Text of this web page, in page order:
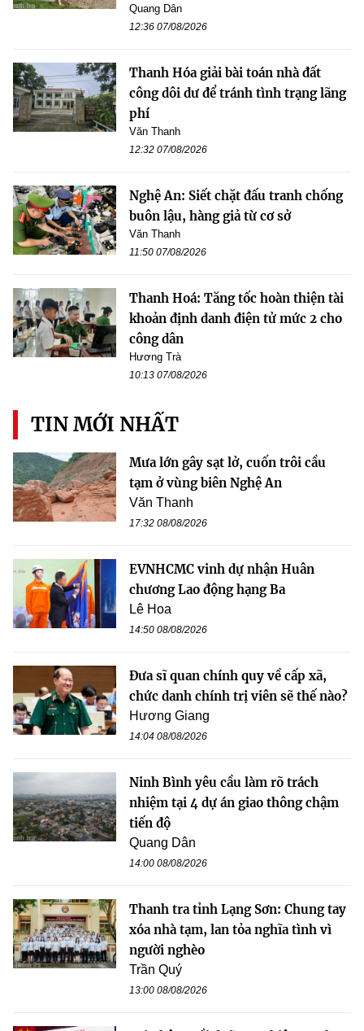
Quang Dân
12:36 07/08/2026
Thanh Hóa giải bài toán nhà đất
công dôi dư để tránh tình trạng lãng
phí
Văn Thanh
12:32 07/08/2026
Nghệ An: Siết chặt đấu tranh chống
buôn lậu, hàng giả từ cơ sở
Văn Thanh
11:50 07/08/2026
Thanh Hoá: Tăng tốc hoàn thiện tài
khoản định danh điện tử mức 2 cho
công dân
Hương Trà
10:13 07/08/2026
TIN MỚI NHẤT
Mưa lớn gây sạt lở, cuốn trôi cầu
tạm ở vùng biên Nghệ An
Văn Thanh
17:32 08/08/2026
EVNHCMC vinh dự nhận Huân
chương Lao động hạng Ba
Lê Hoa
14:50 08/08/2026
Đưa sĩ quan chính quy về cấp xã,
chức danh chính trị viên sẽ thế nào?
Hương Giang
14:04 08/08/2026
Ninh Bình yêu cầu làm rõ trách
nhiệm tại 4 dự án giao thông chậm
tiến độ
Quang Dân
14:00 08/08/2026
Thanh tra tỉnh Lạng Sơn: Chung tay
xóa nhà tạm, lan tỏa nghĩa tình vì
người nghèo
Trần Quý
13:00 08/08/2026